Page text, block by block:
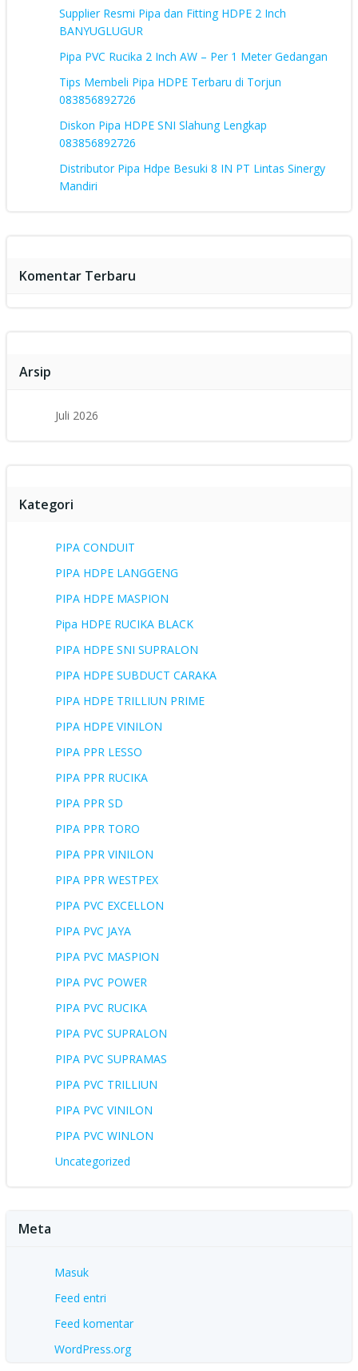
Supplier Resmi Pipa dan Fitting HDPE 2 Inch
BANYUGLUGUR
Pipa PVC Rucika 2 Inch AW – Per 1 Meter Gedangan
Tips Membeli Pipa HDPE Terbaru di Torjun
083856892726
Diskon Pipa HDPE SNI Slahung Lengkap
083856892726
Distributor Pipa Hdpe Besuki 8 IN PT Lintas Sinergy
Mandiri
Komentar Terbaru
Arsip
Juli 2026
Kategori
PIPA CONDUIT
PIPA HDPE LANGGENG
PIPA HDPE MASPION
Pipa HDPE RUCIKA BLACK
PIPA HDPE SNI SUPRALON
PIPA HDPE SUBDUCT CARAKA
PIPA HDPE TRILLIUN PRIME
PIPA HDPE VINILON
PIPA PPR LESSO
PIPA PPR RUCIKA
PIPA PPR SD
PIPA PPR TORO
PIPA PPR VINILON
PIPA PPR WESTPEX
PIPA PVC EXCELLON
PIPA PVC JAYA
PIPA PVC MASPION
PIPA PVC POWER
PIPA PVC RUCIKA
PIPA PVC SUPRALON
PIPA PVC SUPRAMAS
PIPA PVC TRILLIUN
PIPA PVC VINILON
PIPA PVC WINLON
Uncategorized
Meta
Masuk
Feed entri
Feed komentar
WordPress.org